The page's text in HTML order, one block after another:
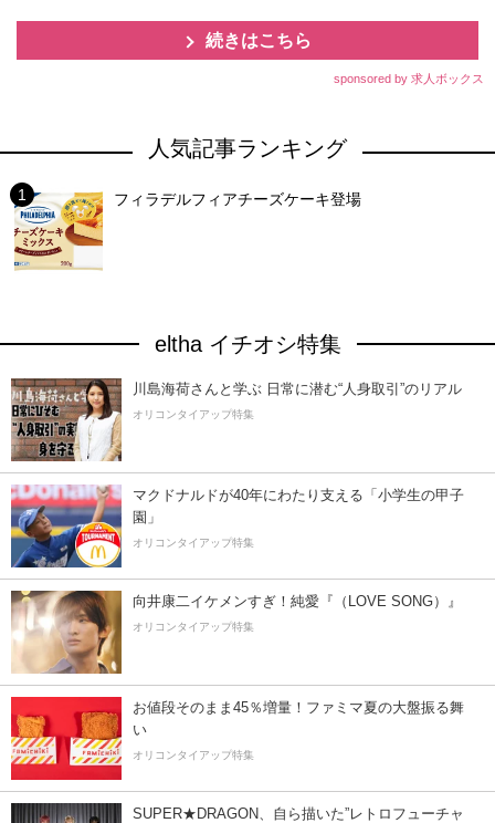
続きはこちら
sponsored by 求人ボックス
人気記事ランキング
フィラデルフィアチーズケーキ登場
eltha イチオシ特集
川島海荷さんと学ぶ 日常に潜む“人身取引”のリアル
オリコンタイアップ特集
マクドナルドが40年にわたり支える「小学生の甲子
園」
オリコンタイアップ特集
向井康二イケメンすぎ！純愛『（LOVE SONG）』
オリコンタイアップ特集
お値段そのまま45％増量！ファミマ夏の大盤振る舞
い
オリコンタイアップ特集
SUPER★DRAGON、自ら描いた”レトロフューチャ